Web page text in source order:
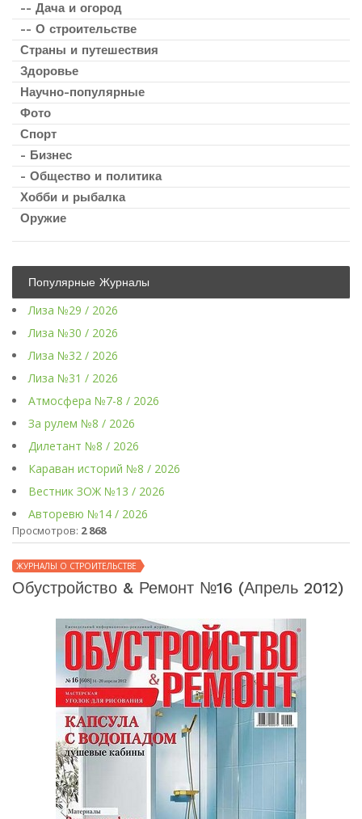
-- Дача и огород
-- О строительстве
Страны и путешествия
Здоровье
Научно-популярные
Фото
Спорт
- Бизнес
- Общество и политика
Хобби и рыбалка
Оружие
Популярные Журналы
Лиза №29 / 2026
Лиза №30 / 2026
Лиза №32 / 2026
Лиза №31 / 2026
Атмосфера №7-8 / 2026
За рулем №8 / 2026
Дилетант №8 / 2026
Караван историй №8 / 2026
Вестник ЗОЖ №13 / 2026
Авторевю №14 / 2026
Просмотров: 2 868
ЖУРНАЛЫ О СТРОИТЕЛЬСТВЕ
Обустройство & Ремонт №16 (апрель 2012)